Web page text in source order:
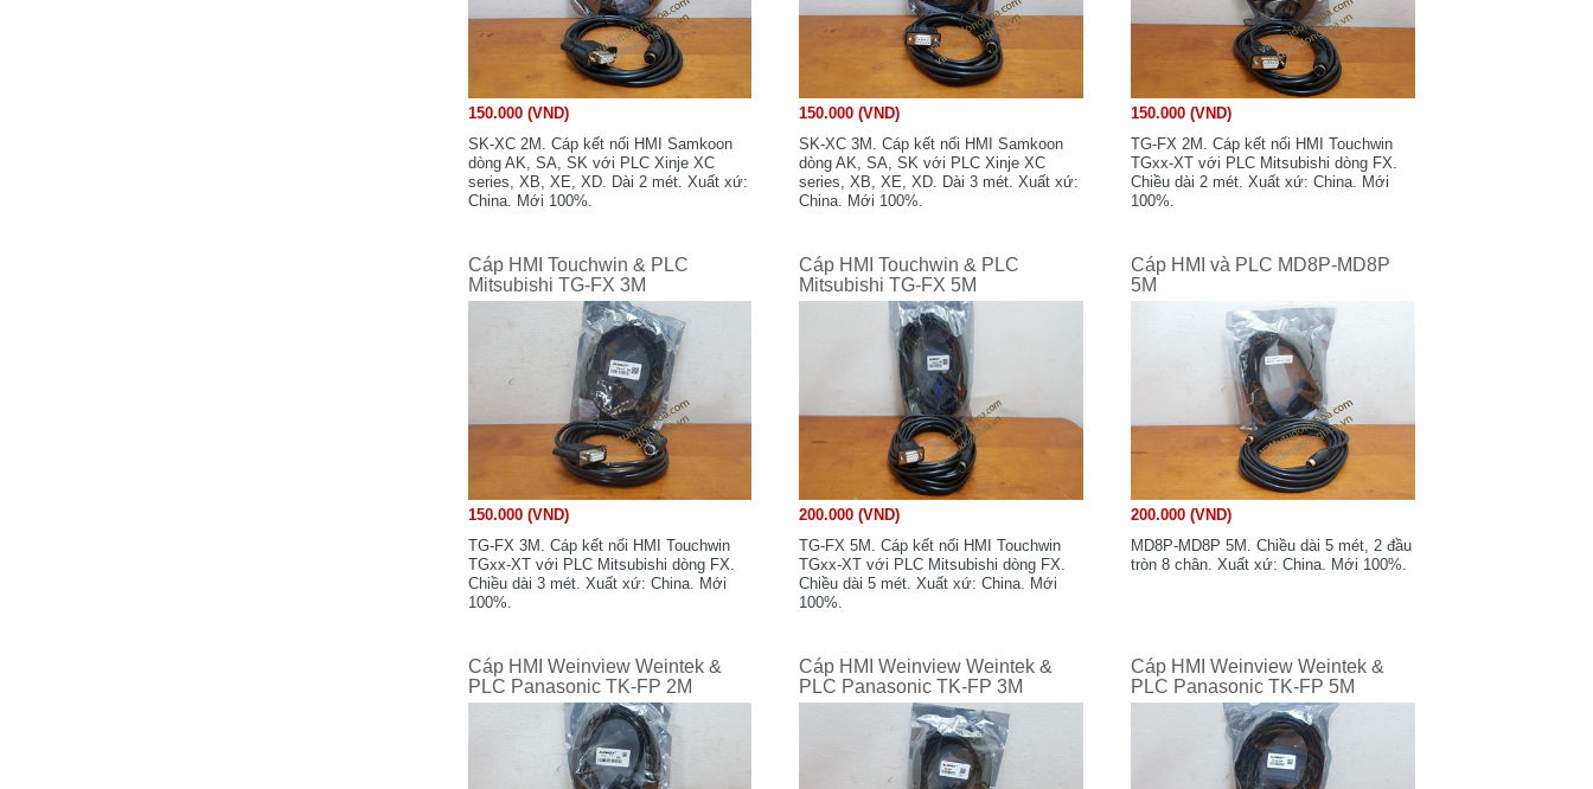
150.000 (VND)
SK-XC 2M. Cáp kết nối HMI Samkoon
dòng AK, SA, SK với PLC Xinje XC
series, XB, XE, XD. Dài 2 mét. Xuất xứ:
China. Mới 100%.
150.000 (VND)
SK-XC 3M. Cáp kết nối HMI Samkoon
dòng AK, SA, SK với PLC Xinje XC
series, XB, XE, XD. Dài 3 mét. Xuất xứ:
China. Mới 100%.
150.000 (VND)
TG-FX 2M. Cáp kết nối HMI Touchwin
TGxx-XT với PLC Mitsubishi dòng FX.
Chiều dài 2 mét. Xuất xứ: China. Mới
100%.
Cáp HMI Touchwin & PLC
Mitsubishi TG-FX 3M
150.000 (VND)
TG-FX 3M. Cáp kết nối HMI Touchwin
TGxx-XT với PLC Mitsubishi dòng FX.
Chiều dài 3 mét. Xuất xứ: China. Mới
100%.
Cáp HMI Touchwin & PLC
Mitsubishi TG-FX 5M
200.000 (VND)
TG-FX 5M. Cáp kết nối HMI Touchwin
TGxx-XT với PLC Mitsubishi dòng FX.
Chiều dài 5 mét. Xuất xứ: China. Mới
100%.
Cáp HMI và PLC MD8P-MD8P
5M
200.000 (VND)
MD8P-MD8P 5M. Chiều dài 5 mét, 2 đầu
tròn 8 chân. Xuất xứ: China. Mới 100%.
Cáp HMI Weinview Weintek &
PLC Panasonic TK-FP 2M
Cáp HMI Weinview Weintek &
PLC Panasonic TK-FP 3M
Cáp HMI Weinview Weintek &
PLC Panasonic TK-FP 5M